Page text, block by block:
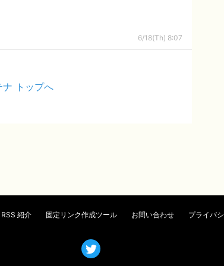
6/18(Th) 8:07
ナ トップへ
RSS 紹介 固定リンク作成ツール お問い合わせ プライバ